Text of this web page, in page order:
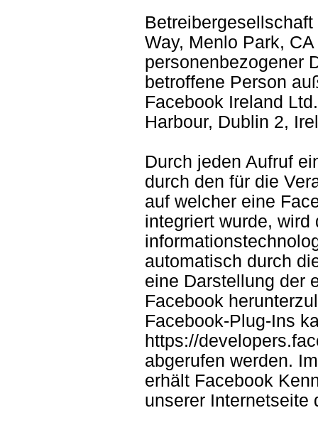
Way, Menlo Park,
personenbezogener
betroffene Person
Facebook Ireland
Harbour, Dublin 2,
Durch jeden Aufruf
durch den für die
auf welcher eine
integriert wurde, wird
automatisch durch
eine Darstellung der
Facebook
Facebook-Plug-Ins
https://
abgerufen werden.
erhält Facebook
unserer Internetseite